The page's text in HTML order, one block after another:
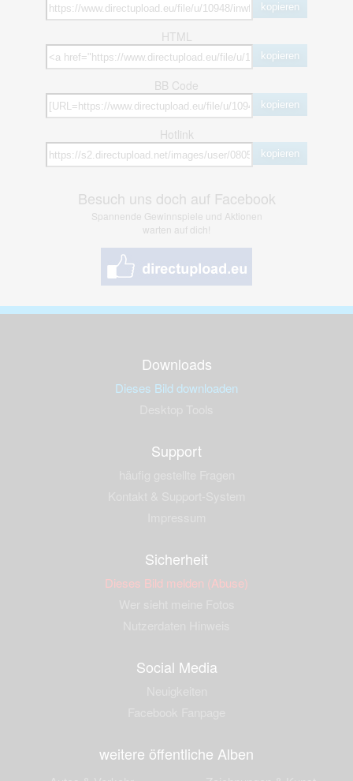
kopieren
HTML
kopieren
BB Code
kopieren
Hotlink
kopieren
Besuch uns doch auf Facebook
Spannende Gewinnspiele und Aktionen
warten auf dich!
Downloads
Dieses Bild downloaden
Support
Sicherheit
Dieses Bild melden (Abuse)
Social Media
weitere öffentliche Alben